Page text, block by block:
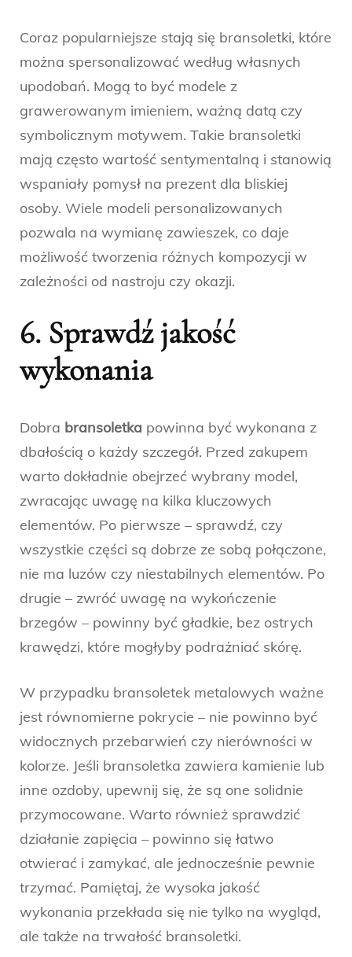
Coraz popularniejsze stają się bransoletki, które
można spersonalizować według własnych
upodobań. Mogą to być modele z
grawerowanym imieniem, ważną datą czy
symbolicznym motywem. Takie bransoletki
mają często wartość sentymentalną i stanowią
wspaniały pomysł na prezent dla bliskiej
osoby. Wiele modeli personalizowanych
pozwala na wymianę zawieszek, co daje
możliwość tworzenia różnych kompozycji w
zależności od nastroju czy okazji.
6. Sprawdź jakość
wykonania
Dobra bransoletka powinna być wykonana z
dbałością o każdy szczegół. Przed zakupem
warto dokładnie obejrzeć wybrany model,
zwracając uwagę na kilka kluczowych
elementów. Po pierwsze – sprawdź, czy
wszystkie części są dobrze ze sobą połączone,
nie ma luzów czy niestabilnych elementów. Po
drugie – zwróć uwagę na wykończenie
brzegów – powinny być gładkie, bez ostrych
krawędzi, które mogłyby podrażniać skórę.
W przypadku bransoletek metalowych ważne
jest równomierne pokrycie – nie powinno być
widocznych przebarwień czy nierówności w
kolorze. Jeśli bransoletka zawiera kamienie lub
inne ozdoby, upewnij się, że są one solidnie
przymocowane. Warto również sprawdzić
działanie zapięcia – powinno się łatwo
otwierać i zamykać, ale jednocześnie pewnie
trzymać. Pamiętaj, że wysoka jakość
wykonania przekłada się nie tylko na wygląd,
ale także na trwałość bransoletki.